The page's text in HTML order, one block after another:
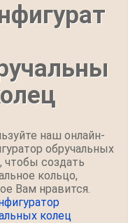
наш онлайн-
обручальных
чтобы создать
кольцо,
Вам нравится.
колец